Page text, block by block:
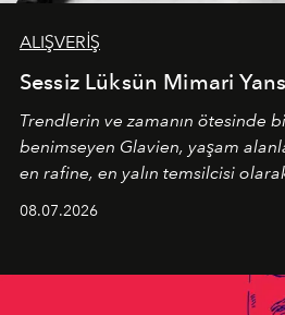
ALIŞVERİŞ
Sessiz Lüksün Mimari
Trendlerin ve zamanın ötesinde
benimseyen Glavien, yaşam
en rafine, en yalın temsilcisi
08.07.2026